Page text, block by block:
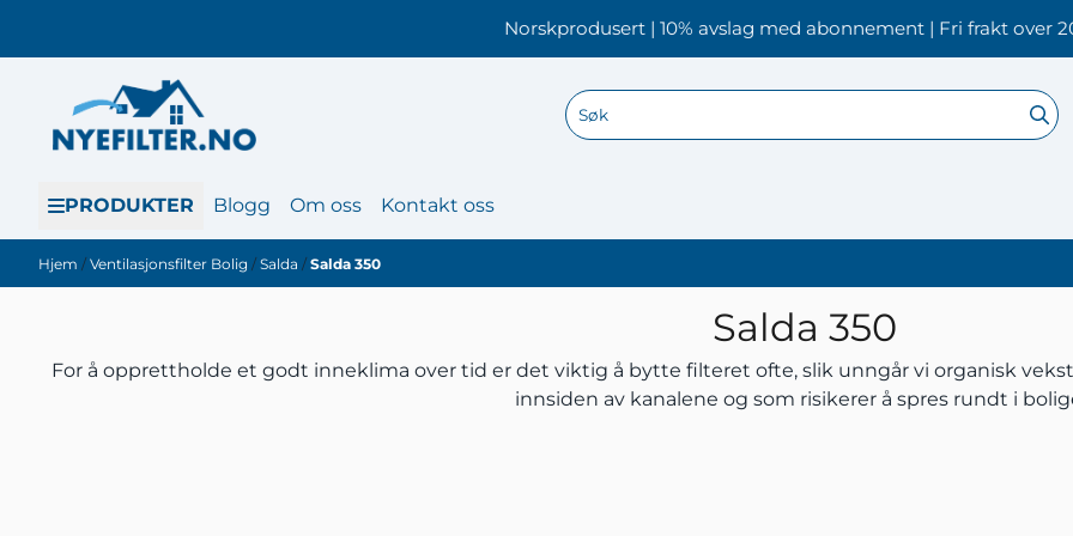
Norskprodusert | 10% avslag med abonnement | Fri frakt over
PRODUKTER Blogg Om oss Kontakt oss
Hjem / Ventilasjonsfilter Bolig / Salda / Salda 350
Salda 350
For å opprettholde et godt inneklima over tid er det viktig å bytte filteret ofte, slik unngår vi organisk
innsiden av kanalene og som risikerer å spres rundt i